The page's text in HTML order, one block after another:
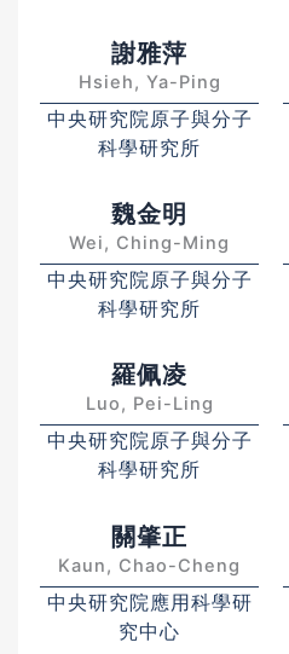
謝雅萍
Hsieh, Ya-Ping
中央研究院原子與分子
科學研究所
魏金明
Wei, Ching-Ming
中央研究院原子與分子
科學研究所
羅佩凌
Luo, Pei-Ling
中央研究院原子與分子
科學研究所
關肇正
Kaun, Chao-Cheng
中央研究院應用科學研
究中心